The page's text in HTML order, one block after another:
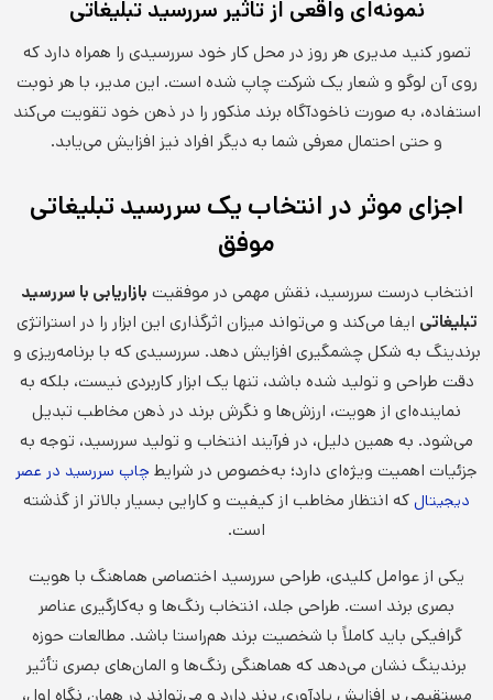
نمونه‌ای واقعی از تاثیر سررسید تبلیغاتی
تصور کنید مدیری هر روز در محل کار خود سررسیدی را همراه دارد که
روی آن لوگو و شعار یک شرکت چاپ شده است. این مدیر، با هر نوبت
استفاده، به صورت ناخودآگاه برند مذکور را در ذهن خود تقویت می‌کند
و حتی احتمال معرفی شما به دیگر افراد نیز افزایش می‌یابد.
اجزای موثر در انتخاب یک سررسید تبلیغاتی
موفق
انتخاب درست سررسید، نقش مهمی در موفقیت بازاریابی با سررسید
تبلیغاتی ایفا می‌کند و می‌تواند میزان اثرگذاری این ابزار را در استراتژی
برندینگ به شکل چشمگیری افزایش دهد. سررسیدی که با برنامه‌ریزی و
دقت طراحی و تولید شده باشد، تنها یک ابزار کاربردی نیست، بلکه به
نماینده‌ای از هویت، ارزش‌ها و نگرش برند در ذهن مخاطب تبدیل
می‌شود. به همین دلیل، در فرآیند انتخاب و تولید سررسید، توجه به
جزئیات اهمیت ویژه‌ای دارد؛ به‌خصوص در شرایط چاپ سررسید در عصر
دیجیتال که انتظار مخاطب از کیفیت و کارایی بسیار بالاتر از گذشته
است.
یکی از عوامل کلیدی، طراحی سررسید اختصاصی هماهنگ با هویت
بصری برند است. طراحی جلد، انتخاب رنگ‌ها و به‌کارگیری عناصر
گرافیکی باید کاملاً با شخصیت برند هم‌راستا باشد. مطالعات حوزه
برندینگ نشان می‌دهد که هماهنگی رنگ‌ها و المان‌های بصری تأثیر